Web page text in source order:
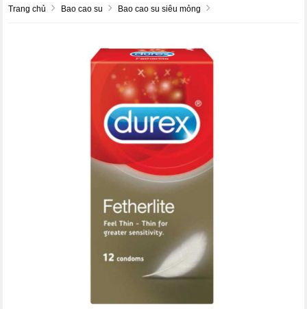
Trang chủ Bao cao su Bao cao su siêu mỏng